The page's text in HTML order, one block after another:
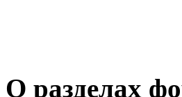
О разделах